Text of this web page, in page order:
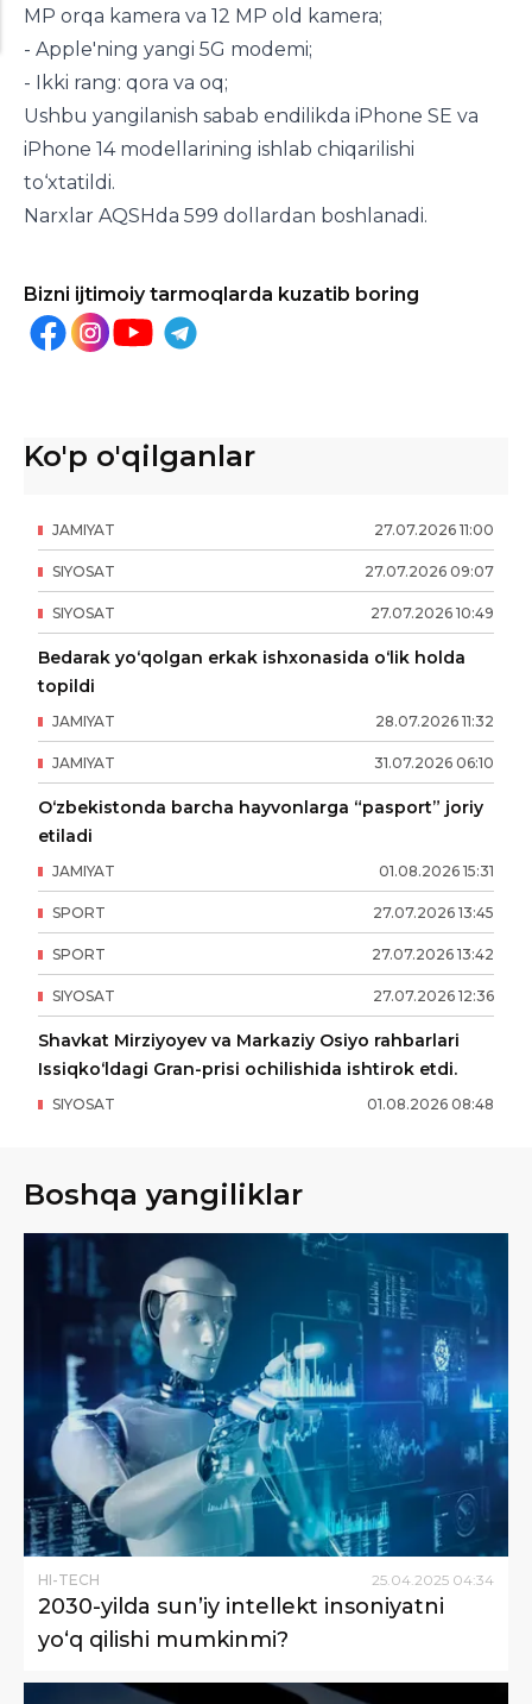
MP orqa kamera va 12 MP old kamera;
- Apple'ning yangi 5G modemi;
- Ikki rang: qora va oq;
Ushbu yangilanish sabab endilikda iPhone SЕ va
iPhone 14 modellarining ishlab chiqarilishi
to‘xtatildi.
Narxlar AQSHda 599 dollardan boshlanadi.
Bizni ijtimoiy tarmoqlarda kuzatib boring
Ko'p o'qilganlar
27.07.2026 11:00
JAMIYAT
27.07.2026 09:07
SIYOSAT
27.07.2026 10:49
SIYOSAT
Bedarak yo‘qolgan erkak ishxonasida o‘lik holda
topildi
28.07.2026 11:32
JAMIYAT
31.07.2026 06:10
JAMIYAT
O‘zbekistonda barcha hayvonlarga “pasport” joriy
etiladi
01.08.2026 15:31
JAMIYAT
27.07.2026 13:45
SPORT
27.07.2026 13:42
SPORT
27.07.2026 12:36
SIYOSAT
Shavkat Mirziyoyev va Markaziy Osiyo rahbarlari
Issiqko‘ldagi Gran-prisi ochilishida ishtirok etdi.
01.08.2026 08:48
SIYOSAT
Boshqa yangiliklar
HI-TECH 25 04 2025 04:34
2030-yilda sun’iy intellekt insoniyatni
yo‘q qilishi mumkinmi?